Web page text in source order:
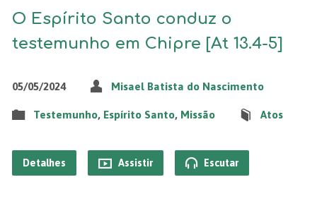
O Espírito Santo conduz o
testemunho em Chipre [At 13.4-5]
05/05/2024 Misael Batista do Nascimento
Testemunho, Espírito Santo, Missão Atos
Detalhes Assistir Escutar